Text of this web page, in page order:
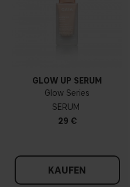
GLOW UP SERUM
Glow Series
SERUM
29 €
KAUFEN